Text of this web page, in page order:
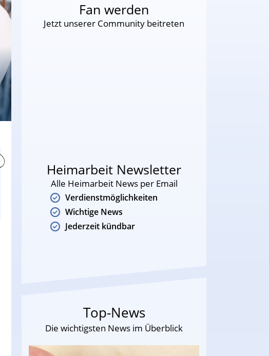
Fan werden
Jetzt unserer Community beitreten
Heimarbeit Newsletter
Alle Heimarbeit News per Email
Verdienstmöglichkeiten
Wichtige News
Jederzeit kündbar
Top-News
Die wichtigsten News im Überblick